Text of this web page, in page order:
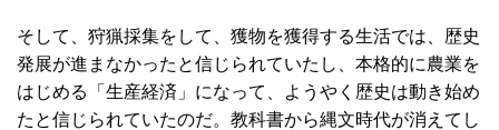
そして、狩猟採集をして、獲物を獲得する生活では、歴史
発展が進まなかったと信じられていたし、本格的に農業を
はじめる「生産経済」になって、ようやく歴史は動き始め
たと信じられていたのだ。教科書から縄文時代が消えてし